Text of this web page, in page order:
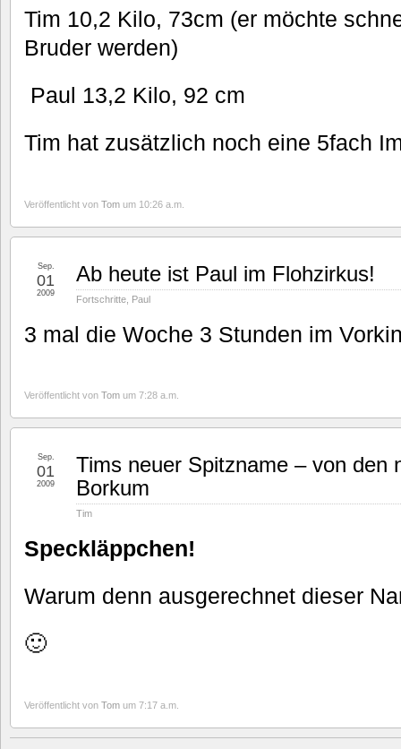
Tim 10,2 Kilo, 73cm (er möchte
Bruder werden)
Paul 13,2 Kilo, 92 cm
Tim hat zusätzlich noch eine 5fach
Veröffentlicht von Tom um 10:26 a.m.
Ab heute ist Paul im Flohzirkus!
Fortschritte Paul
Sep.
01
2009
3 mal die Woche 3 Stunden im
Veröffentlicht von Tom um 7:28 a.m.
Tims neuer Spitzname – von den
Borkum
Tim
Sep.
01
2009
Speckläppchen!
Warum denn ausgerechnet dieser
🙂
Veröffentlicht von Tom um 7:17 a.m.